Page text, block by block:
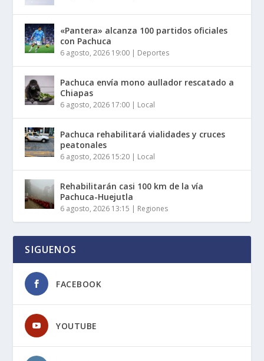
«Pantera» alcanza 100 partidos oficiales
con Pachuca
6 agosto, 2026 19:00 | Deportes
Pachuca envía mono aullador rescatado a
Chiapas
6 agosto, 2026 17:00 | Local
Pachuca rehabilitará vialidades y cruces
peatonales
6 agosto, 2026 15:20 | Local
Rehabilitarán casi 100 km de la vía
Pachuca-Huejutla
6 agosto, 2026 13:15 | Regiones
SIGUENOS
FACEBOOK
YOUTUBE